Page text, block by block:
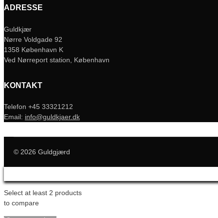
ADRESSE
Guldkjær
Nørre Voldgade 92
1358 København K
Ved Nørreport station, København
KONTAKT
Telefon +45 33321212
Email: info@guldkjaer.dk
© 2026 Guldgjærd
Select at least 2 products
to compare